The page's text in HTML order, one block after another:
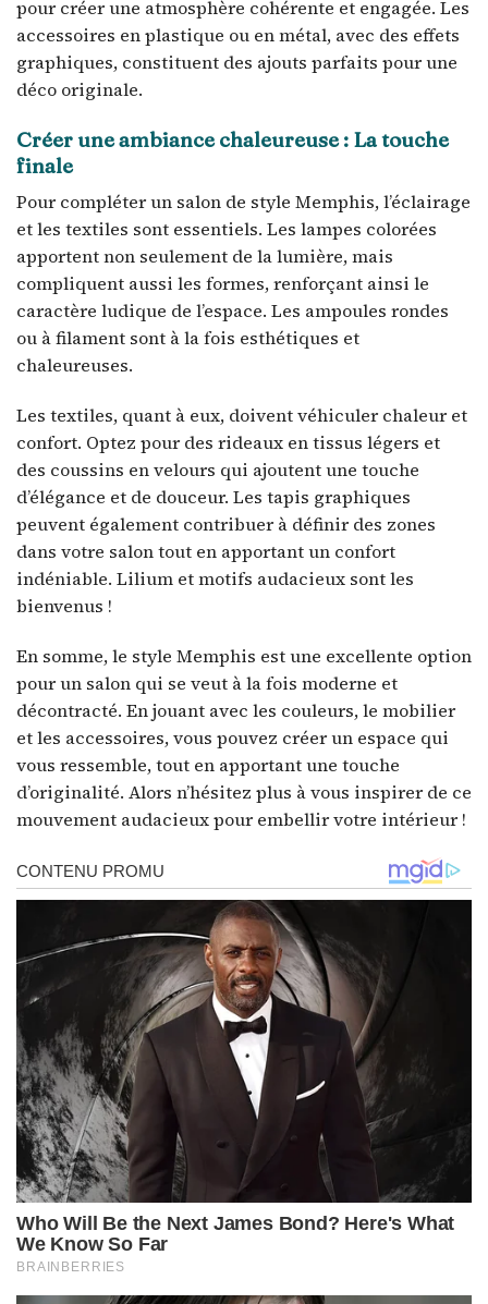
pour créer une atmosphère cohérente et engagée. Les
accessoires en plastique ou en métal, avec des effets
graphiques, constituent des ajouts parfaits pour une
déco originale.
Créer une ambiance chaleureuse : La touche
finale
Pour compléter un salon de style Memphis, l’éclairage
et les textiles sont essentiels. Les lampes colorées
apportent non seulement de la lumière, mais
compliquent aussi les formes, renforçant ainsi le
caractère ludique de l’espace. Les ampoules rondes
ou à filament sont à la fois esthétiques et
chaleureuses.
Les textiles, quant à eux, doivent véhiculer chaleur et
confort. Optez pour des rideaux en tissus légers et
des coussins en velours qui ajoutent une touche
d’élégance et de douceur. Les tapis graphiques
peuvent également contribuer à définir des zones
dans votre salon tout en apportant un confort
indéniable. Lilium et motifs audacieux sont les
bienvenus !
En somme, le style Memphis est une excellente option
pour un salon qui se veut à la fois moderne et
décontracté. En jouant avec les couleurs, le mobilier
et les accessoires, vous pouvez créer un espace qui
vous ressemble, tout en apportant une touche
d’originalité. Alors n’hésitez plus à vous inspirer de ce
mouvement audacieux pour embellir votre intérieur !